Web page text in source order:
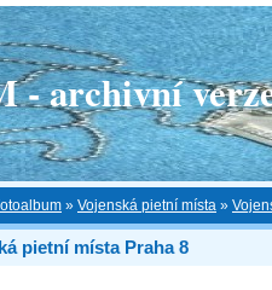
archivní
» Vojenská pietní místa »
pietní místa Praha 8